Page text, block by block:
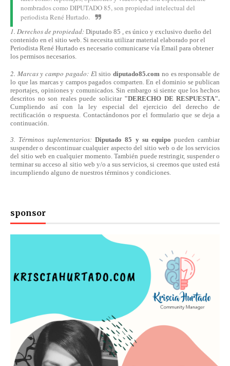
nombrados como DIPUTADO 85, son propiedad intelectual del
periodista René Hurtado.
1. Derechos de propiedad: Diputado 85 , es único y exclusivo dueño del
contenido en el sitio web. Si necesita utilizar material elaborado por el
Periodista René Hurtado es necesario comunicarse vía Email para obtener
los permisos necesarios.
2. Marcas y campo pagado: El sitiodiputado85.com no es responsable de
lo que las marcas y campos pagados comparten. En el dominio se publican
reportajes, opiniones y comunicados. Sin embargo si siente que los hechos
descritos no son reales puede solicitar "DERECHO DE RESPUESTA".
Cumpliendo asícon la ley especial del ejercicio del derecho de
rectificación o respuesta. Contactándonospor el formulario que se deja a
continuación.
3. Términos suplementarios:Diputado 85 y su equipo pueden cambiar
suspender o descontinuar cualquier aspecto del sitio web o de los servicios
del sitio web en cualquier momento. También puede restringir, suspender o
terminar su acceso al sitio web y/o a sus servicios, si creemos que usted está
incumpliendo alguno de nuestros términos y condiciones.
sponsor